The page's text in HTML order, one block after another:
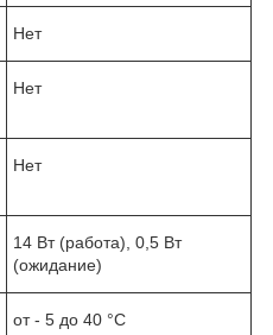
Нет
Нет
Нет
14 Вт (работа), 0,5 Вт
(ожидание)
от - 5 до 40 °C